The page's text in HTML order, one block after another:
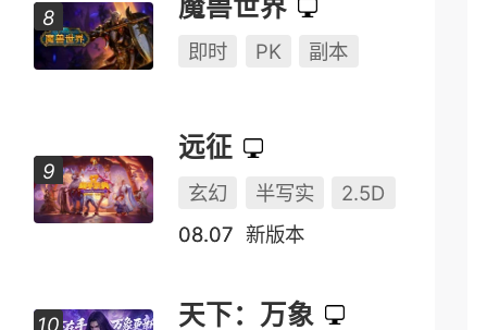
魔兽世界
即时 PK 副本
远征
玄幻 半写实
2.5D
08.07 新版本
天下：万象